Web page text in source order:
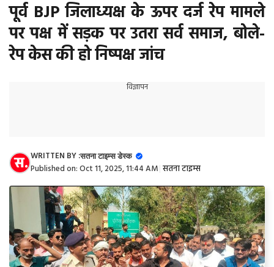
पूर्व BJP जिलाध्यक्ष के ऊपर दर्ज रेप मामले
पर पक्ष में सड़क पर उतरा सर्व समाज, बोले-
रेप केस की हो निष्पक्ष जांच
विज्ञापन
WRITTEN BY :सतना टाइम्स डेस्क
Published on:Oct 11, 2025, 11:44 AM सतना टाइम्स